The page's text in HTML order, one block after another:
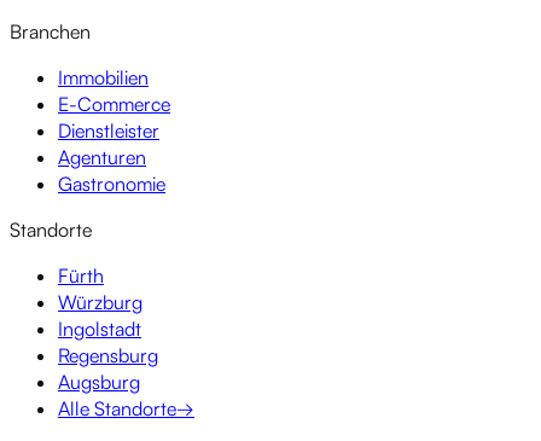
Branchen
Immobilien
E-Commerce
Dienstleister
Agenturen
Gastronomie
Standorte
Fürth
Würzburg
Ingolstadt
Regensburg
Augsburg
Alle Standorte→